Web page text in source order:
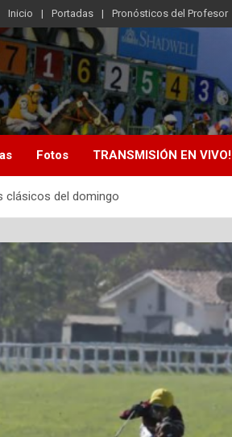
Inicio Portadas Pronósticos del Profesor
Fotos TRANSMISIÓN EN VIVO!
clásicos del domingo